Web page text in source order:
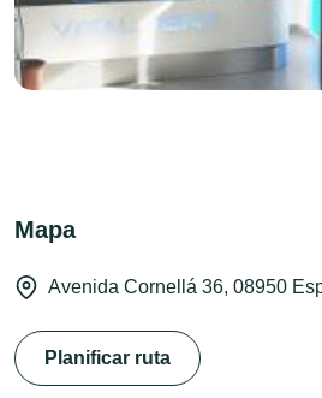
Mapa
Avenida Cornellá 36, 08950
Planificar ruta